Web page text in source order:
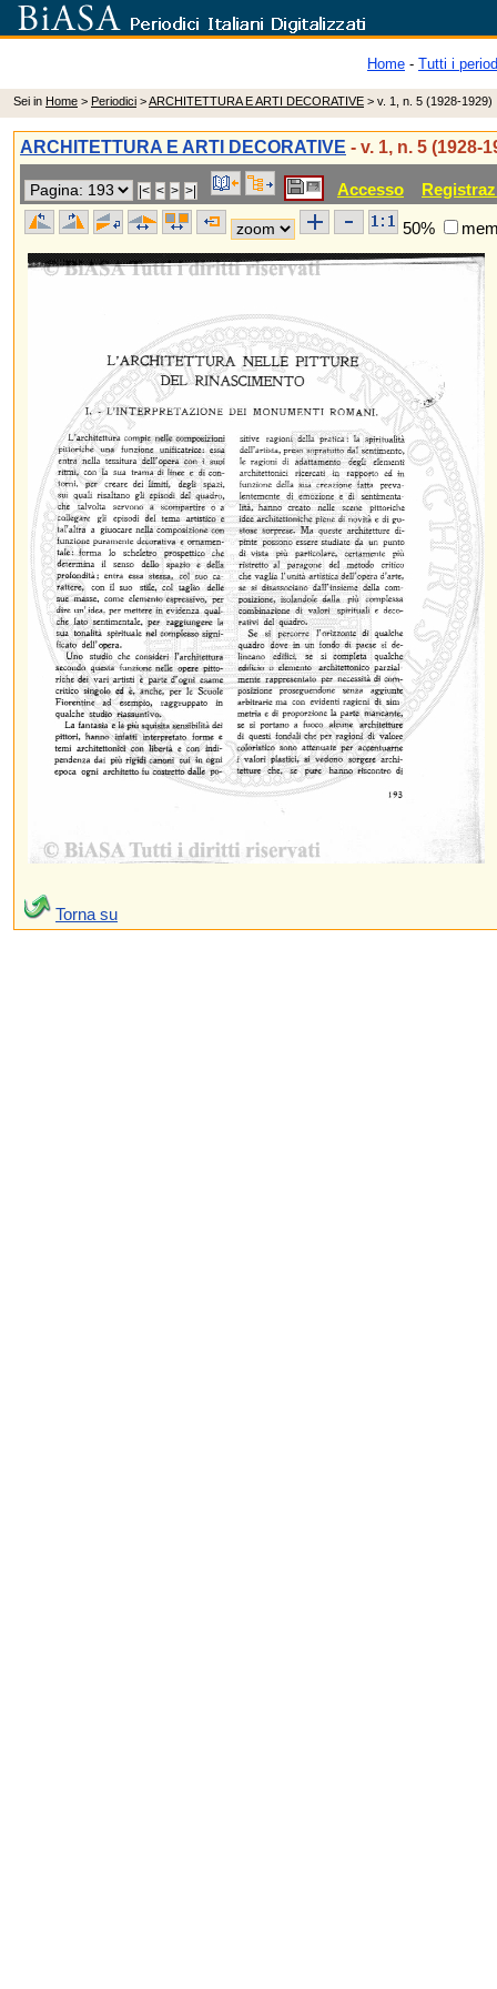
Home - Tutti i
Sei in Home > Periodici >ARCHITETTURA E ARTI DECORATIVE > v. 1, n. 5 (1928-1929)
ARCHITETTURA E ARTI DECORATIVE - v. 1, n. 5 (1928-
Accesso
50%
Torna su